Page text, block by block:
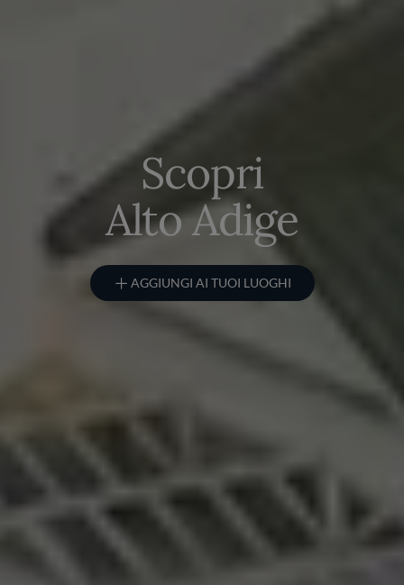
Scopri
Alto Adige
AGGIUNGI AI TUOI LUOGHI